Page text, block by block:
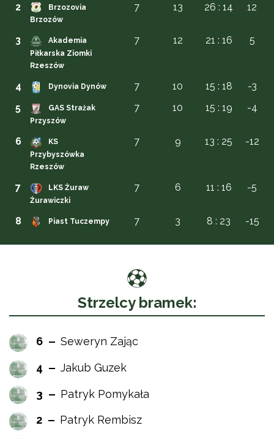
2
Brzozovia
Brzozów
7 13 26 : 14 12
3
Akademia
Piłkarska Ziomki
Rzeszów
7 12 21 : 16 5
4 Dynovia Dynów 7 10 15 : 18
-3
5
GAS Strażak
Przyszów
7 10 15 : 19 -4
6
KS
Przybyszówka
Rzeszów
7 9 13 : 25 -12
7
LKS Żuraw
Żurawiczki
7 6 11 : 16 -5
8 Piast Tuczempy 7 3 8 : 23 -15
Strzelcy bramek:
6 Seweryn Zając
4 Jakub Guzek
3 Patryk Pomykała
2 Patryk Rembisz